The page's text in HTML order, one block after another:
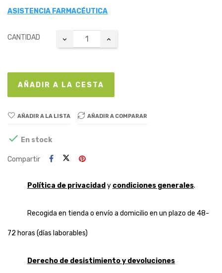
ASISTENCIA FARMACÉUTICA
CANTIDAD
AÑADIR A LA CESTA
AÑADIR A LA LISTA AÑADIR A COMPARAR
 En stock
Compartir
Política de privacidad y condiciones generales.
Recogida en tienda o envío a domicilio en un plazo de 48-
72 horas (días laborables)
Derecho de desistimiento y devoluciones